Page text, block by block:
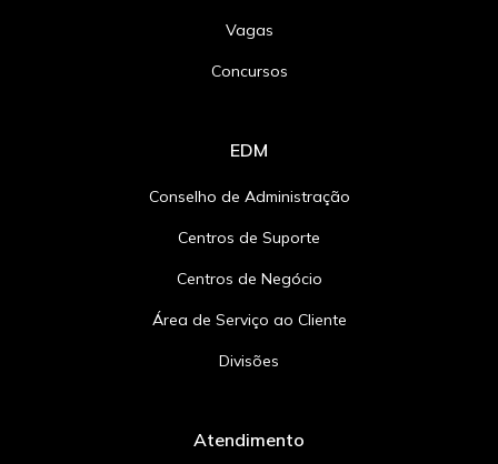
Vagas
Concursos
EDM
Conselho de Administração
Centros de Suporte
Centros de Negócio
Área de Serviço ao Cliente
Divisões
Atendimento